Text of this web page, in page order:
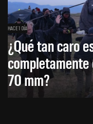
HACE 1 DÍA
¿Qué tan caro
70 mm?